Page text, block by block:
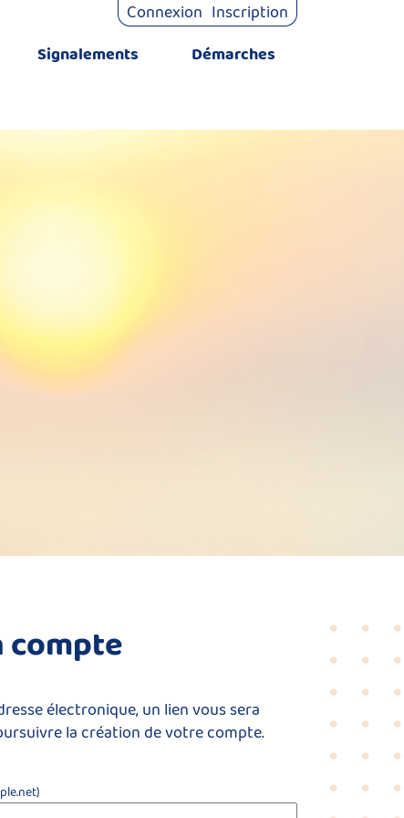
Signalements Démarches
Connexion Inscription
compte
électronique, un lien vous sera
la création de votre compte.